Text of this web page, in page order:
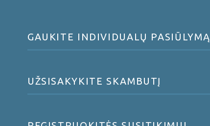
GAUKITE INDIVIDUALŲ PASIŪLYMĄ
UŽSISAKYKITE SKAMBUTĮ